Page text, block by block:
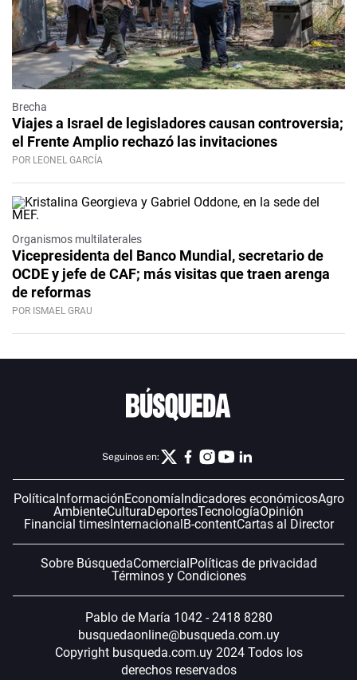
Brecha
Viajes a Israel de legisladores causan controversia;
el Frente Amplio rechazó las invitaciones
POR LEONEL GARCÍA
Organismos multilaterales
Vicepresidenta del Banco Mundial, secretario de
OCDE y jefe de CAF; más visitas que traen arenga
de reformas
POR ISMAEL GRAU
Seguinos en:
PolíticaInformaciónEconomíaIndicadores económicosAgro
AmbienteCulturaDeportesTecnologíaOpinión
Financial timesInternacionalB-contentCartas al Director
Sobre BúsquedaComercialPolíticas de privacidad
Términos y Condiciones
Pablo de María 1042 - 2418 8280
busquedaonline@busqueda.com.uy
Copyright busqueda.com.uy 2024 Todos los
derechos reservados